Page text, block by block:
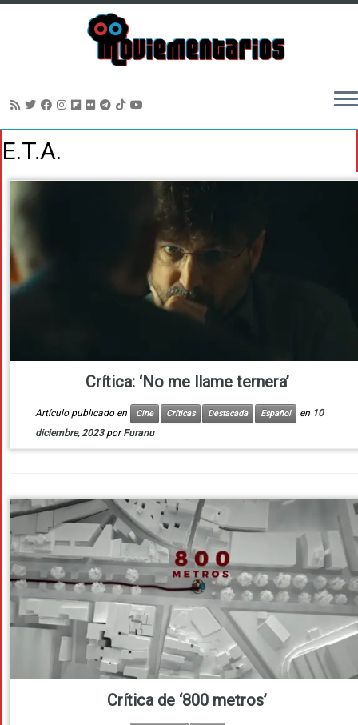
alE.T.A.
Crítica: ‘No me llame ternera’
Artículo publicado en Cine Críticas Destacada Español en 10
diciembre, 2023 porFuranu
Crítica de ‘800 metros’